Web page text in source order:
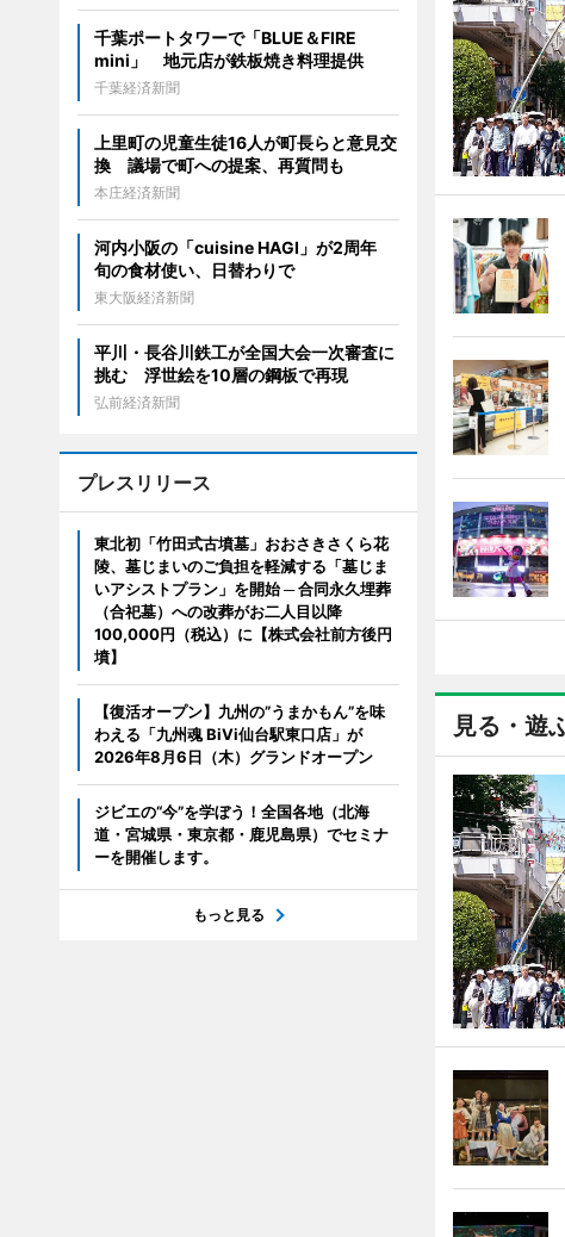
見る・遊
千葉ポートタワーで「BLUE＆FIRE
mini」 地元店が鉄板焼き料理提供
千葉経済新聞
上里町の児童生徒16人が町長らと意見交
換 議場で町への提案、再質問も
本庄経済新聞
河内小阪の「cuisine HAGI」が2周年
旬の食材使い、日替わりで
東大阪経済新聞
平川・長谷川鉄工が全国大会一次審査に
挑む 浮世絵を10層の鋼板で再現
弘前経済新聞
プレスリリース
東北初「竹田式古墳墓」おおさきさくら花
陵、墓じまいのご負担を軽減する「墓じま
いアシストプラン」を開始 ─ 合同永久埋葬
（合祀墓）への改葬がお二人目以降
100,000円（税込）に【株式会社前方後円
墳】
【復活オープン】九州の”うまかもん”を味
わえる「九州魂 BiVi仙台駅東口店」が
2026年8月6日（木）グランドオープン
ジビエの“今”を学ぼう！全国各地（北海
道・宮城県・東京都・鹿児島県）でセミナ
ーを開催します。
もっと見る